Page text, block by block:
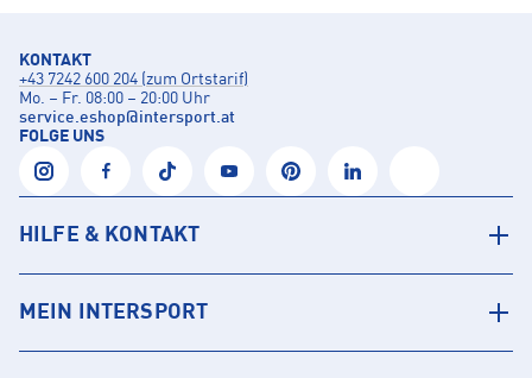
KONTAKT
+43 7242 600 204 (zum Ortstarif)
Mo. – Fr. 08:00 – 20:00 Uhr
service.eshop@intersport.at
FOLGE UNS
HILFE & KONTAKT
MEIN INTERSPORT